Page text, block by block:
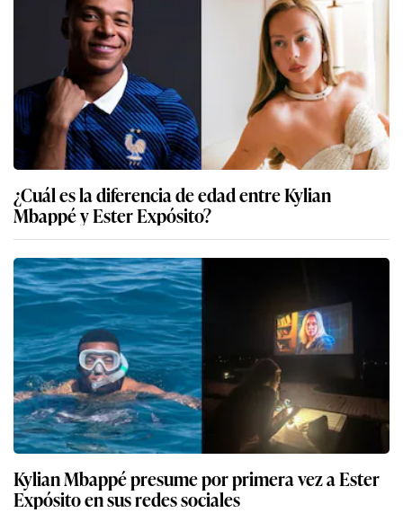
¿Cuál es la diferencia de edad entre Kylian
Mbappé y Ester Expósito?
Kylian Mbappé presume por primera vez a Ester
Expósito en sus redes sociales